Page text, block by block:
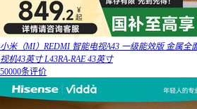
小米（MI）REDMI 智能电视A43 一级能效版 金属全
视机43英寸 L43RA-RAE 43英寸
50000条评价